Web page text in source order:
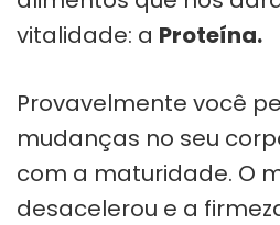
vitalidade: a Proteína.
Provavelmente você
mudanças no seu
com a maturidade. O
desacelerou e a